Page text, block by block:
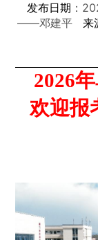
发布日期 ：
——邓建平
来
2026
欢迎报